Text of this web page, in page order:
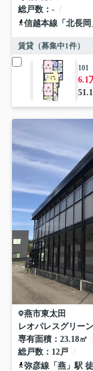
総戸数
-
信越本線 「 北長岡
賃貸（募集中1件）
101
6.1
燕市東太田
レオパレスグリー
専有面積
23.18㎡
総戸数
12戸
弥彦線 「 燕 」駅